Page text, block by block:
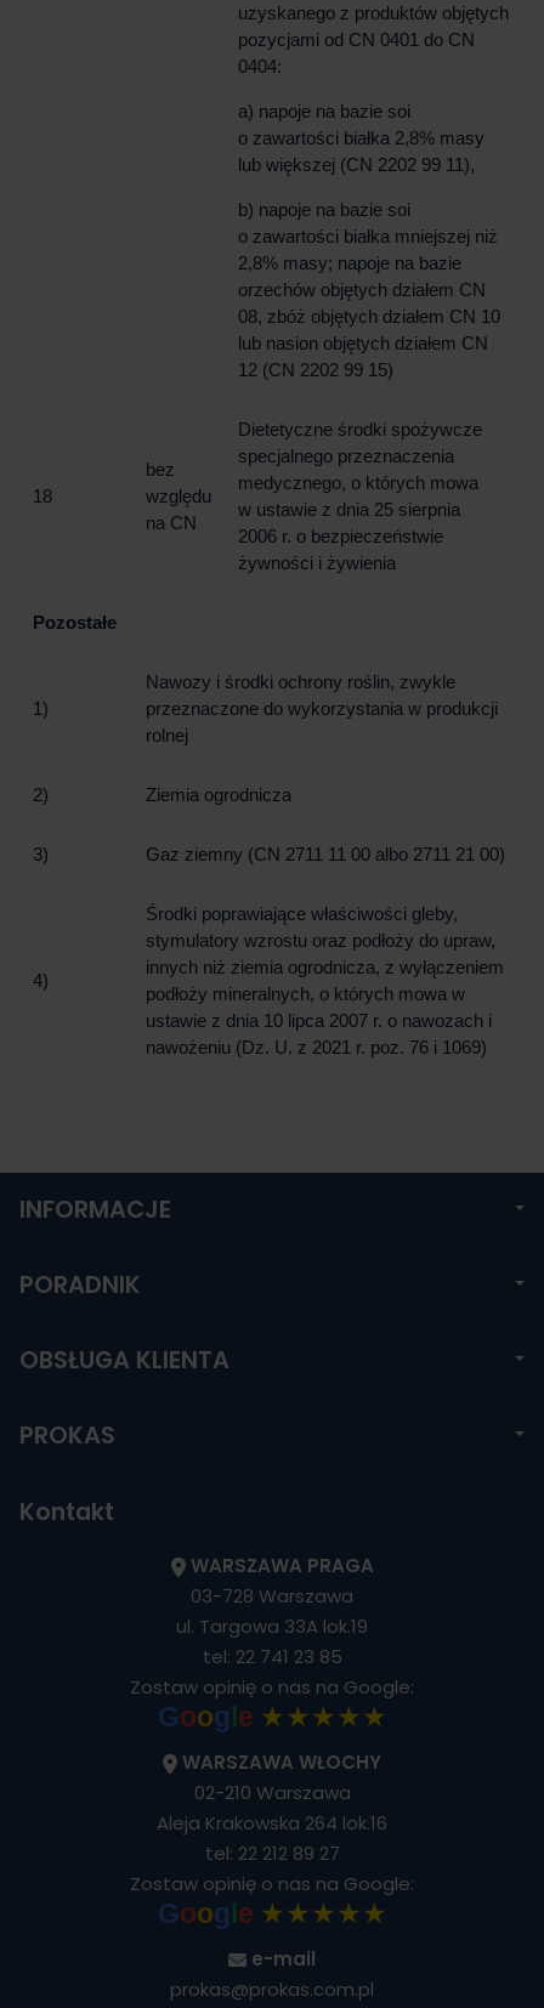
uzyskanego z produktów objętych
pozycjami od CN 0401 do CN
0404:
a) napoje na bazie soi
o zawartości białka 2,8% masy
lub większej (CN 2202 99 11),
b) napoje na bazie soi
o zawartości białka mniejszej niż
2,8% masy; napoje na bazie
orzechów objętych działem CN
08, zbóż objętych działem CN 10
lub nasion objętych działem CN
12 (CN 2202 99 15)
18
bez
względu
na CN
Dietetyczne środki spożywcze
specjalnego przeznaczenia
medycznego, o których mowa
w ustawie z dnia 25 sierpnia
2006 r. o bezpieczeństwie
żywności i żywienia
Pozostałe
1)
Nawozy i środki ochrony roślin, zwykle
przeznaczone do wykorzystania w produkcji
rolnej
2) Ziemia ogrodnicza
3) Gaz ziemny (CN 2711 11 00 albo 2711 21 00)
4)
Środki poprawiające właściwości gleby,
stymulatory wzrostu oraz podłoży do upraw,
innych niż ziemia ogrodnicza, z wyłączeniem
podłoży mineralnych, o których mowa w
ustawie z dnia 10 lipca 2007 r. o nawozach i
nawożeniu (Dz. U. z 2021 r. poz. 76 i 1069)
INFORMACJE
PORADNIK
OBSŁUGA KLIENTA
PROKAS
Kontakt
WARSZAWA PRAGA
03-728 Warszawa
ul. Targowa 33A lok.19
tel: 22 741 23 85
Zostaw opinię o nas na Google:
Goog e ★★★★★
WARSZAWA WŁOCHY
02-210 Warszawa
Aleja Krakowska 264 lok.16
tel: 22 212 89 27
Zostaw opinię o nas na Google:
Goog e ★★★★★
e-mail
prokas@prokas.com.pl